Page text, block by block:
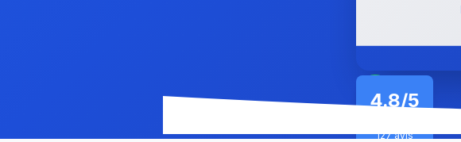
4.8/5
127 avis